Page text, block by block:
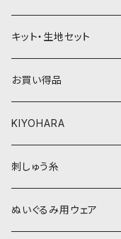
黄色・クリーム系
ベージュ・ブラウン系
黄色・クリーム系
ベージュ・ブラウン系
キット・生地セット
お買い得品
KIYOHARA
刺しゅう糸
COSMO 25番刺しゅう糸
ぬいぐるみ用ウェア